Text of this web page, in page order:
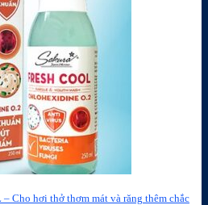
– Cho hơi thở thơm mát và răng thêm chắc